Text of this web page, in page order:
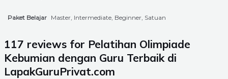
Paket Belajar Master, Intermediate, Beginner, Satuan
117 reviews for Pelatihan Olimpiade
Kebumian dengan Guru Terbaik di
LapakGuruPrivat.com